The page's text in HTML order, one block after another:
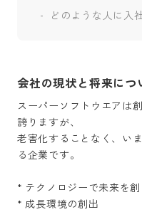
どのような人に入
会社の現状と将来につ
スーパーソフトウエアは
誇りますが、
老害化することなく、い
る企業です。
* テクノロジーで未来を創
* 成長環境の創出